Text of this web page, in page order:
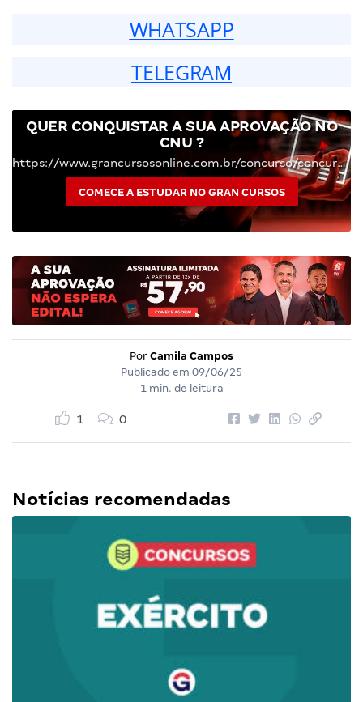
WHATSAPP
TELEGRAM
QUER CONQUISTAR A SUA APROVAÇÃO NO
CNU ?
https://www.grancursosonline.com.br/concurso/concurso-nacional-unificado-enem-dos-concursos
COMECE A ESTUDAR NO GRAN CURSOS
Por Camila Campos
Publicado em 09/06/25
1 min. de leitura
1 0
Notícias recomendadas